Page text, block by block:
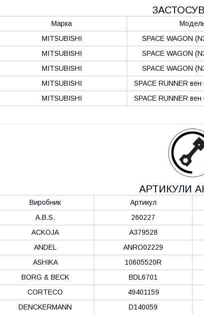
Марка
MITSUBISHI
SPACE WAGON
MITSUBISHI
SPACE WAGON
MITSUBISHI
SPACE WAGON
MITSUBISHI
SPACE RUNNER
MITSUBISHI
SPACE RUNNER
АРТИКУЛИ
Виробник Артикул
A.B.S.
260227
ACKOJA
A379528
ANDEL
ANRO02229
ASHIKA
10605520R
BORG & BECK
BDL6701
CORTECO
49401159
DENCKERMANN
D140059